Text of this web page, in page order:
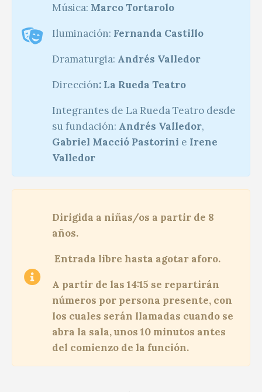
Música: Marco Tortarolo
Iluminación: Fernanda Castillo
Dramaturgia: Andrés Valledor
Dirección: La Rueda Teatro
Integrantes de La Rueda Teatro desde
su fundación: Andrés Valledor,
Gabriel Macció Pastorini e Irene
Valledor
Dirigida a niñas/os a partir de 8
años.
Entrada libre hasta agotar aforo.
A partir de las 14:15 se repartirán
números por persona presente, con
los cuales serán llamadas cuando se
abra la sala, unos 10 minutos antes
del comienzo de la función.